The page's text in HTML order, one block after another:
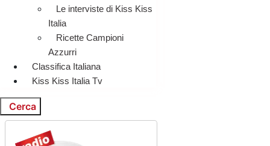
Le interviste di Kiss Kiss
Italia
Ricette Campioni
Azzurri
Classifica Italiana
Kiss Kiss Italia Tv
Cerca